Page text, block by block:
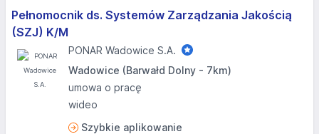
Pełnomocnik ds. Systemów Zarządzania Jakością
(SZJ) K/M
PONAR Wadowice S.A.
Wadowice (Barwałd Dolny - 7km)
umowa o pracę
wideo
Szybkie aplikowanie